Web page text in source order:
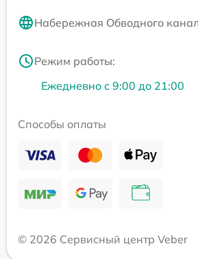
Набережная Обводного
Режим работы:
Ежедневно с 9:00 до 21:00
Способы оплаты
© 2026 Сервисный центр Veber